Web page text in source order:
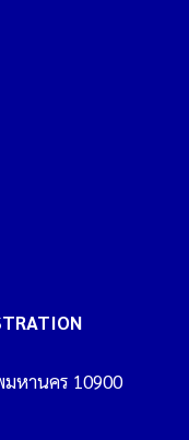
มหานคร 10900